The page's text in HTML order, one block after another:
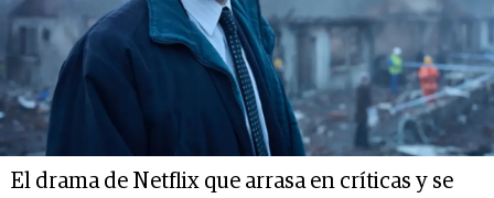
El drama de Netflix que arrasa en críticas y se